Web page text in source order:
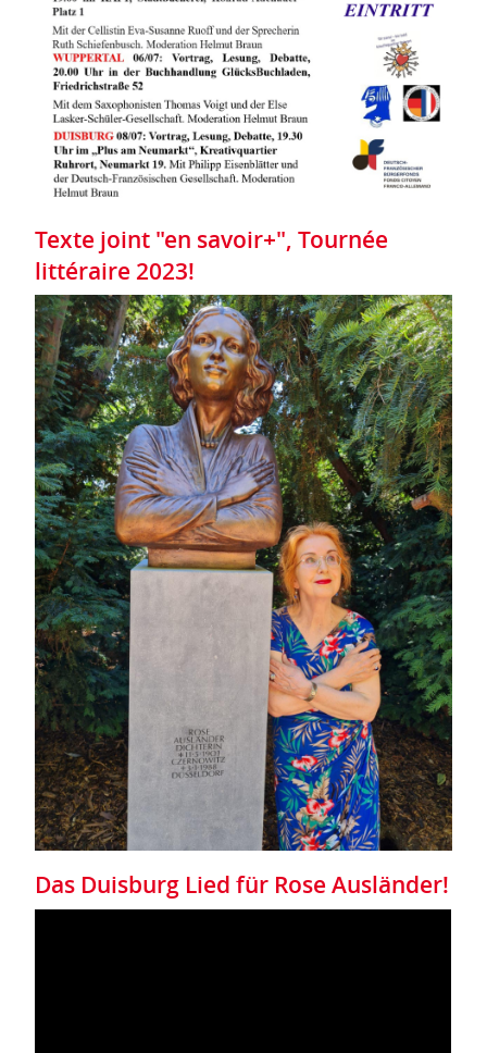
Texte joint "en savoir+", Tournée
littéraire 2023!
Das Duisburg Lied für Rose Ausländer!